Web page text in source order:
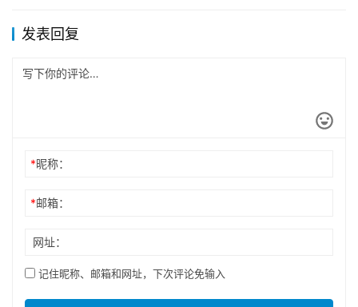
发表回复
*昵称：
*邮箱：
网址：
记住昵称、邮箱和网址，下次评论免输入